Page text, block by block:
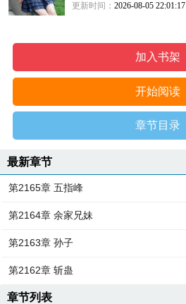
更新时间：2026-08-05 22:01:17
加入书架
开始阅读
章节目录
最新章节
第2165章 五指峰
第2164章 余家兄妹
第2163章 孙子
第2162章 斩蛊
章节列表